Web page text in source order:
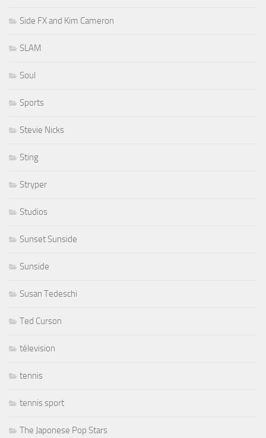
Side FX and Kim Cameron
SLAM
Soul
Sports
Stevie Nicks
Sting
Stryper
Studios
Sunset Sunside
Sunside
Susan Tedeschi
Ted Curson
télevision
tennis
tennis sport
The Japonese Pop Stars